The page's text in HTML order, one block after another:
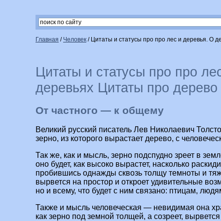
Главная / Человек / Цитаты и статусы про про лес и деревья. О
Цитаты и статусы про про
деревьях Цитаты про
От частного — к общему
Великий русский писатель Лев Николаевич
зерно, из которого вырастает дерево, с
Так же, как и мысль, зерно подспудно зреет в
оно будет, как высоко вырастет, насколько
пробившись однажды сквозь толщу темноты и
вырвется на простор и откроет удивительные
но и всему, что будет с ним связано: птицам,
Также и мысль человеческая — невидимая она
как зерно под земной толщей, а созреет,